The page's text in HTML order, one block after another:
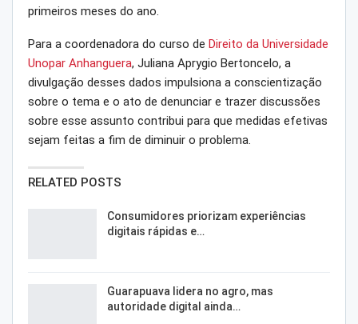
primeiros meses do ano.
Para a coordenadora do curso de Direito da Universidade
Unopar Anhanguera, Juliana Aprygio Bertoncelo, a
divulgação desses dados impulsiona a conscientização
sobre o tema e o ato de denunciar e trazer discussões
sobre esse assunto contribui para que medidas efetivas
sejam feitas a fim de diminuir o problema.
RELATED POSTS
Consumidores priorizam experiências
digitais rápidas e…
Guarapuava lidera no agro, mas
autoridade digital ainda…